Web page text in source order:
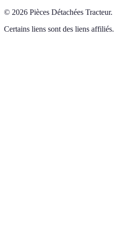
© 2026 Pièces Détachées Tracteur.
Certains liens sont des liens affiliés.